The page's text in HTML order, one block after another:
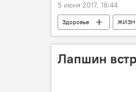
5 июня 2017, 18:44
Здоровье
запрет
Лапшин